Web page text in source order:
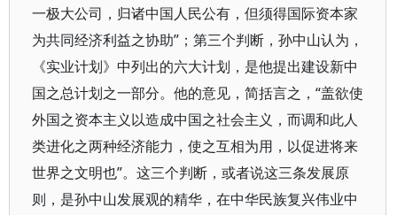
一极大公司，归诸中国人民公有，但须得国际资本家
为共同经济利益之协助”；第三个判断，孙中山认为，
《实业计划》中列出的六大计划，是他提出建设新中
国之总计划之一部分。他的意见，简括言之，“盖欲使
外国之资本主义以造成中国之社会主义，而调和此人
类进化之两种经济能力，使之互相为用，以促进将来
世界之文明也”。这三个判断，或者说这三条发展原
则，是孙中山发展观的精华，在中华民族复兴伟业中